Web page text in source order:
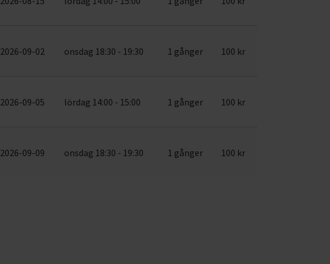
2026-09-02 onsdag 18:30 - 19:30 1 gånger 100 kr
2026-09-05 lördag 14:00 - 15:00 1 gånger 100 kr
2026-09-09 onsdag 18:30 - 19:30 1 gånger 100 kr